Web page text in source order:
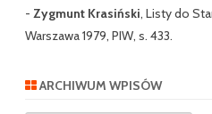
- Zygmunt Krasiński, Listy do
Warszawa 1979, PIW, s. 433.
ARCHIWUM WPISÓW